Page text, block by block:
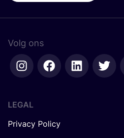
Volg ons
LEGAL
Privacy Policy